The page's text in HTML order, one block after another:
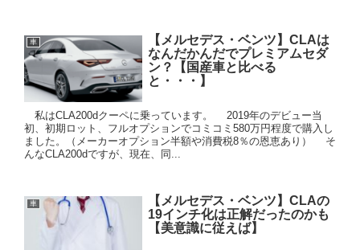
車
【メルセデス・ベンツ】CLAは
なんだかんだでプレミアムセダ
ン？【国産車と比べる
と・・・】
私はCLA200dクーペに乗っています。 2019年のデビュー当
初、初期ロット、フルオプションでコミコミ580万円程度で購入し
ました。（メーカーオプション半額や消費税8％の恩恵あり） そ
んなCLA200dですが、現在、同...
車
【メルセデス・ベンツ】CLAの
19インチ化は正解だったのかも
【美意識に従えば】